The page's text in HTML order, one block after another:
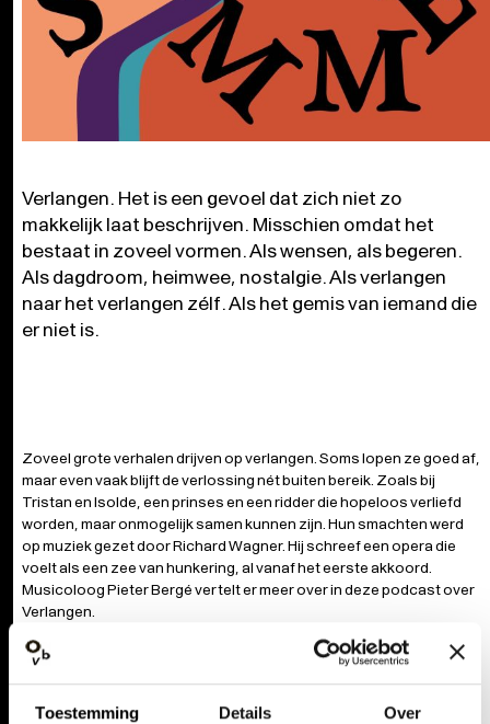
Toestemming Details Over
Verlangen. Het is een gevoel dat zich niet zo
makkelijk laat beschrijven. Misschien omdat het
bestaat in zoveel vormen. Als wensen, als begeren.
Als dagdroom, heimwee, nostalgie. Als verlangen
naar het verlangen zélf. Als het gemis van iemand die
er niet is.
Zoveel grote verhalen drijven op verlangen. Soms lopen ze goed af,
maar even vaak blijft de verlossing nét buiten bereik. Zoals bij
Tristan en Isolde, een prinses en een ridder die hopeloos verliefd
worden, maar onmogelijk samen kunnen zijn. Hun smachten werd
op muziek gezet door Richard Wagner. Hij schreef een opera die
voelt als een zee van hunkering, al vanaf het eerste akkoord.
Musicoloog Pieter Bergé vertelt er meer over in deze podcast over
Verlangen.
Tristan und Isolde is echt een verklanking